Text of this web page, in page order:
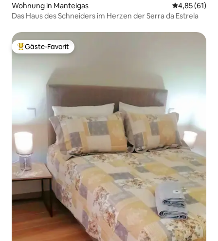
Wohnung in Manteigas
4,85 (61)
Das Haus des Schneiders im Herzen der Serra da Estrela
Beliebter Gäste-Favorit.
Gäste-Favorit